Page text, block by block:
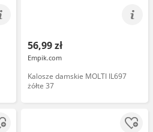
56,99 zł
Empik.com
Kalosze damskie MOLTI IL697
żółte 37